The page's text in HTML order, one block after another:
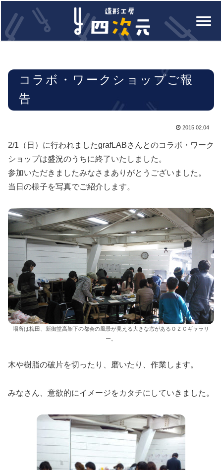
コラボ・ワークショップご報
告
2015.02.04
2/1（日）に行われましたgrafLABさんとのコラボ・ワーク
ショップは盛況のうちに終了いたしました。
参加いただきましたみなさまありがとうございました。
当日の様子を写真でご紹介します。
場所は梅田、新御堂高架下の都会の風景が見える大きな窓があるＯＺＣギャラリ
ー。
木や樹脂の破片を切ったり、磨いたり、作業します。
みなさん、意欲的にイメージをカタチにしていきました。